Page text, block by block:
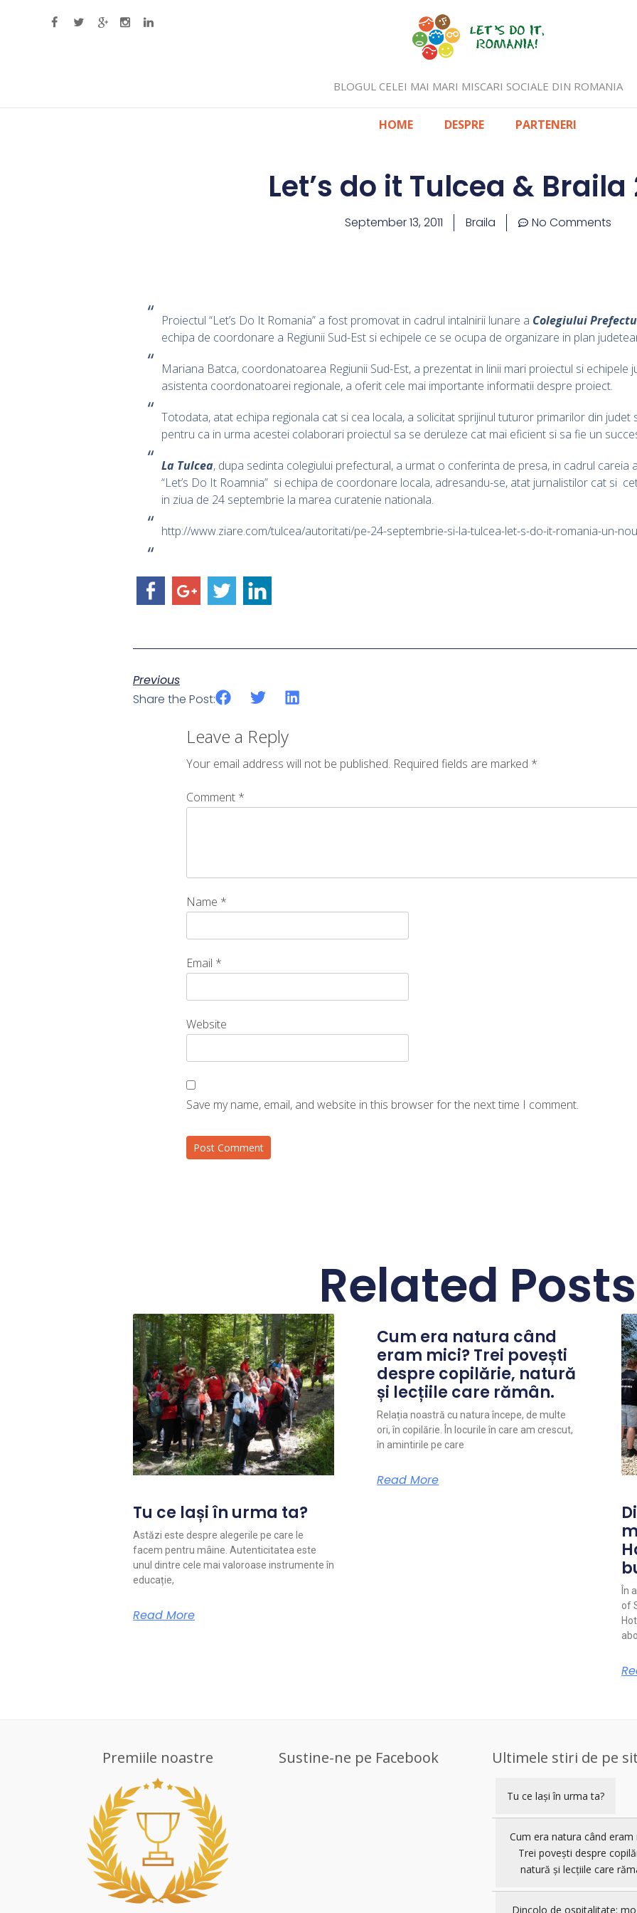
BLOGUL CELEI MAI MARI MISCARI SOCIALE DIN ROMANIA
HOME DESPRE PARTENERI
Let’s do it Tulcea & Braila
September 13, 2011 Braila No Comments
Proiectul “Let’s Do It Romania” a fost promovat in cadrul intalnirii lunare a Colegiului
echipa de coordonare a Regiunii Sud-Est si echipele ce se ocupa de organizare in plan
Mariana Batca, coordonatoarea Regiunii Sud-Est, a prezentat in linii mari proiectul si echipele
asistenta coordonatoarei regionale, a oferit cele mai importante informatii despre proiect.
Totodata, atat echipa regionala cat si cea locala, a solicitat sprijinul tuturor primarilor din judet
pentru ca in urma acestei colaborari proiectul sa se deruleze cat mai eficient si sa fie un
La Tulcea, dupa sedinta colegiului prefectural, a urmat o conferinta de presa, in cadrul
“Let’s Do It Roamnia” si echipa de coordonare locala, adresandu-se, atat jurnalistilor cat si
in ziua de 24 septembrie la marea curatenie nationala.
http://www.ziare.com/tulcea/autoritati/pe-24-septembrie-si-la-tulcea-let-s-do-it-romania-un-
Previous
Share the Post:
Leave a Reply
Your email address will not be published. Required fields are marked *
Comment *
Name *
Email *
Website
Save my name, email, and website in this browser for the next time I comment.
Related Posts
Tu ce lași în urma ta?
Astăzi este despre alegerile pe care le
facem pentru mâine. Autenticitatea este
unul dintre cele mai valoroase instrumente în
educație,
Read More
Cum era natura când
eram mici? Trei povești
despre copilărie, natură
și lecțiile care rămân.
Relația noastră cu natura începe, de multe
ori, în copilărie. În locurile în care am crescut,
în amintirile pe care
Read More
În
of
Premiile noastre Sustine-ne pe Facebook Ultimele stiri de pe
Tu ce lași în urma ta?
Cum era natura când eram
Trei povești despre
natură și lecțiile care
Dincolo de ospitalitate: